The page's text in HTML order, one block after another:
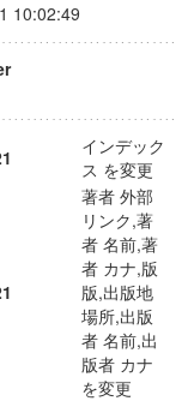
10:02:49
インデック
ス を変更
著者 外部
リンク,著
者 名前,著
者 カナ,版
版,出版地
場所,出版
者 名前,出
版者 カナ
を変更